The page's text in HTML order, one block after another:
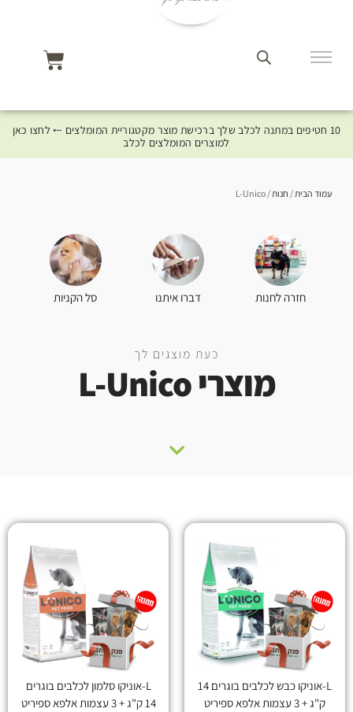
10 חטיפים במתנה לכלב שלך ברכישת מוצר מקטגוריית המומלצים ⤎ לחצו כאן
למוצרים המומלצים לכלב
עמוד הבית / חנות / L-Unico
חזרה לחנות דברו איתנו סל הקניות
כעת מוצגים לך
מוצרי L-Unico
L-אוניקו כבש לכלבים בוגרים 14
ק"ג + 3 עצמות אלפא ספיריט
L-אוניקו סלמון לכלבים בוגרים
14 ק"ג + 3 עצמות אלפא ספיריט